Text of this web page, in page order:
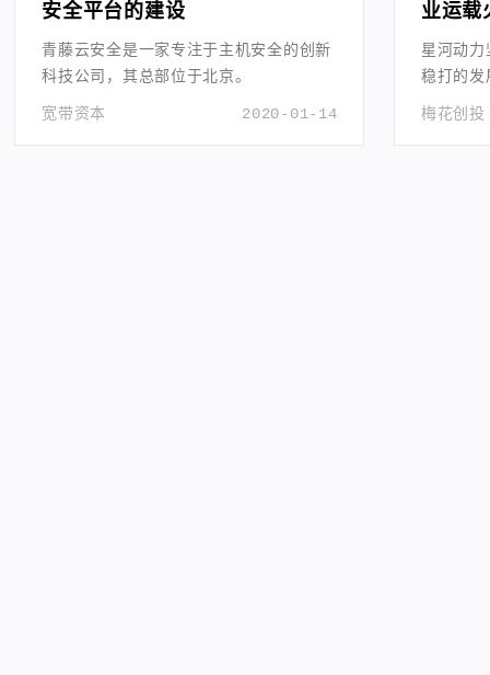
安全平台的建设
青藤云安全是一家专注于主机安全的创新
科技公司，其总部位于北京。
2020-01-14
宽带资本
业运载
星河动
稳打的发
梅花创投